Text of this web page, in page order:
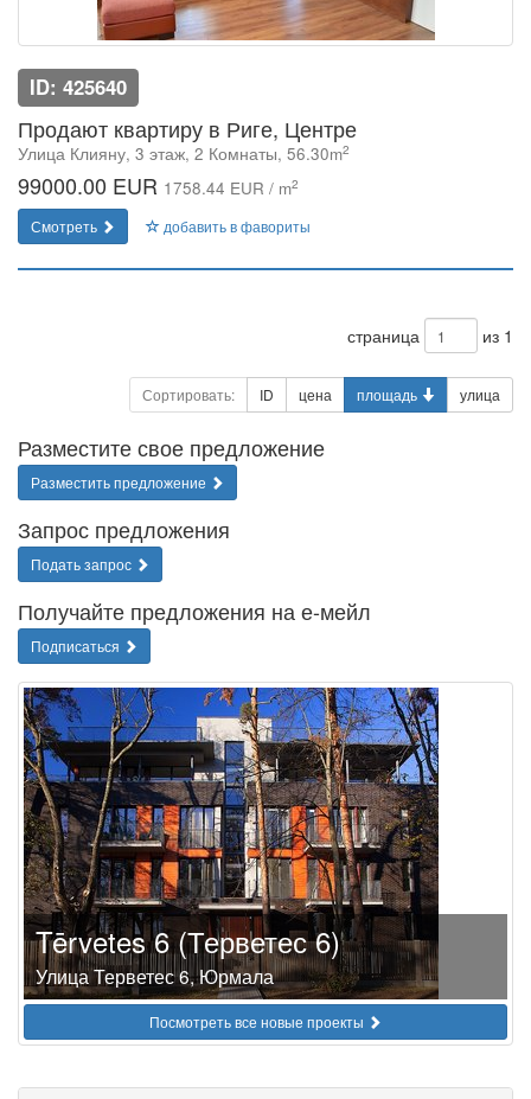
ID: 425640
Продают квартиру в Риге, Центре
Улица Клияну, 3 этаж, 2 Комнаты, 56.30m2
99000.00 EUR 1758.44 EUR / m2
Смотреть добавить в фавориты
страница из 1
Сортировать: ID цена площадь улица
Разместите свое предложение
Разместить предложение
Запрос предложения
Подать запрос
Получайте предложения на е-мейл
Подписаться
Tērvetes 6 (Терветес 6)
Улица Терветес 6, Юрмала
Посмотреть все новые проекты